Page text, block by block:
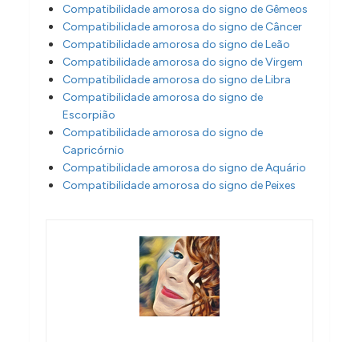
Compatibilidade amorosa do signo de Gêmeos
Compatibilidade amorosa do signo de Câncer
Compatibilidade amorosa do signo de Leão
Compatibilidade amorosa do signo de Virgem
Compatibilidade amorosa do signo de Libra
Compatibilidade amorosa do signo de
Escorpião
Compatibilidade amorosa do signo de
Capricórnio
Compatibilidade amorosa do signo de Aquário
Compatibilidade amorosa do signo de Peixes